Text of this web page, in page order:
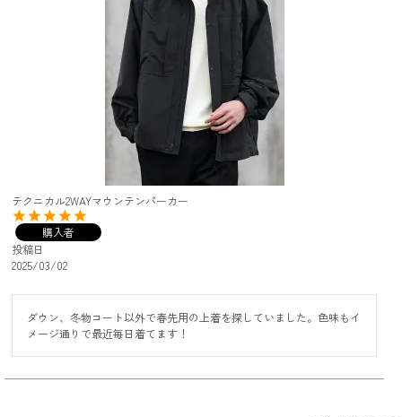
テクニカル2WAYマウンテンパーカー
購入者
投稿日
2025/03/02
ダウン、冬物コート以外で春先用の上着を探していました。色味もイ
メージ通りで最近毎日着てます！